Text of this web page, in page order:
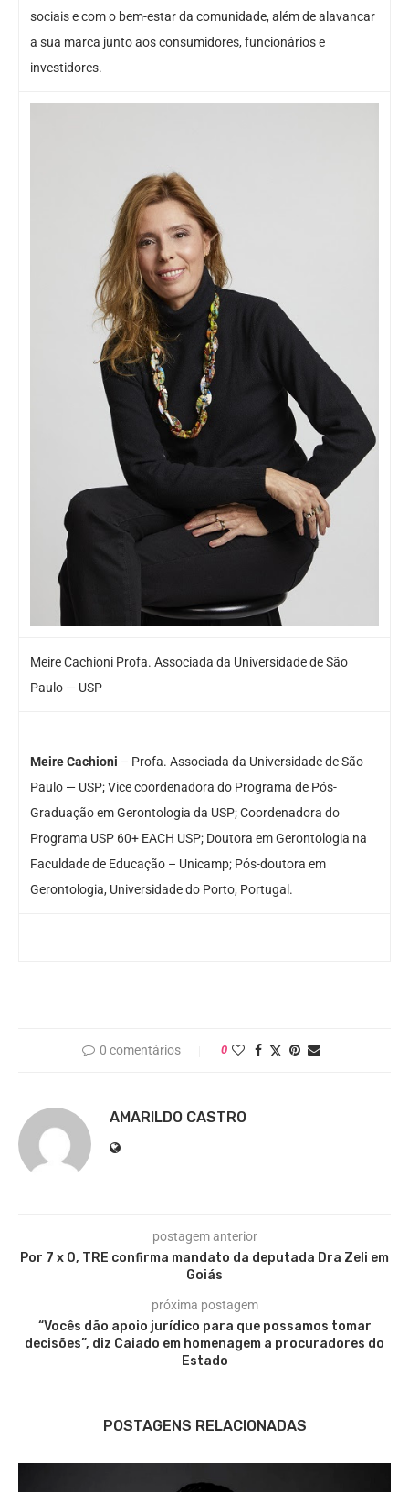
sociais e com o bem-estar da comunidade, além de alavancar
a sua marca junto aos consumidores, funcionários e
investidores.
Meire Cachioni Profa. Associada da Universidade de São
Paulo — USP
Meire Cachioni – Profa. Associada da Universidade de São
Paulo — USP; Vice coordenadora do Programa de Pós-
Graduação em Gerontologia da USP; Coordenadora do
Programa USP 60+ EACH USP; Doutora em Gerontologia na
Faculdade de Educação – Unicamp; Pós-doutora em
Gerontologia, Universidade do Porto, Portugal.
0 comentários 0
AMARILDO CASTRO
postagem anterior
Por 7 x 0, TRE confirma mandato da deputada Dra Zeli em
Goiás
próxima postagem
“Vocês dão apoio jurídico para que possamos tomar
decisões”, diz Caiado em homenagem a procuradores do
Estado
POSTAGENS RELACIONADAS